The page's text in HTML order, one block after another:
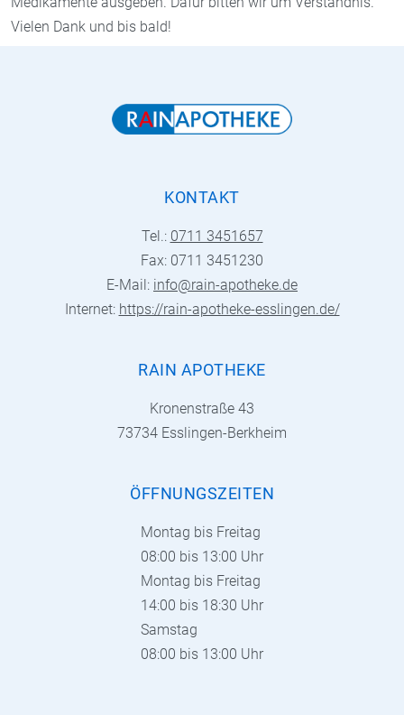
Vielen Dank und bis bald!
KONTAKT
Tel.: 0711 3451657
Fax: 0711 3451230
E-Mail: info@rain-apotheke.de
Internet: https://rain-apotheke-esslingen.de/
RAIN APOTHEKE
Kronenstraße 43
73734 Esslingen-Berkheim
ÖFFNUNGSZEITEN
Montag bis Freitag
08:00 bis 13:00 Uhr
Montag bis Freitag
14:00 bis 18:30 Uhr
Samstag
08:00 bis 13:00 Uhr